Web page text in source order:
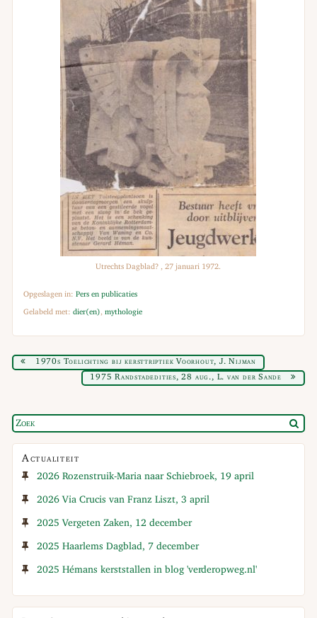
Utrechts Dagblad? , 27 januari 1972.
Opgeslagen in:Pers en publicaties
Gelabeld met:dier(en) ,mythologie
1970s Toelichting bij kersttriptiek Voorhout, J. Nijman
1975 Randstadedities, 28 aug., L. van der Sande
Actualiteit
2026 Rozenstruik-Maria naar Schiebroek, 19 april
2026 Via Crucis van Franz Liszt, 3 april
2025 Vergeten Zaken, 12 december
2025 Haarlems Dagblad, 7 december
2025 Hémans kerststallen in blog 'verderopweg.nl'